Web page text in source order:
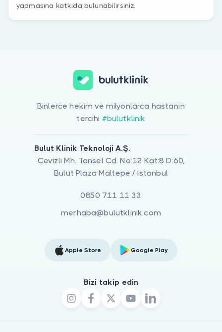
yapmasına katkıda bulunabilirsiniz.
Binlerce hekim ve milyonlarca hastanın
tercihi #bulutklinik
Bulut Klinik Teknoloji A.Ş.
Cevizli Mh. Tansel Cd. No:12 Kat:8 D:60,
Bulut Plaza Maltepe / İstanbul
0850 711 11 33
merhaba@bulutklinik.com
Apple Store Google Play
Bizi takip edin